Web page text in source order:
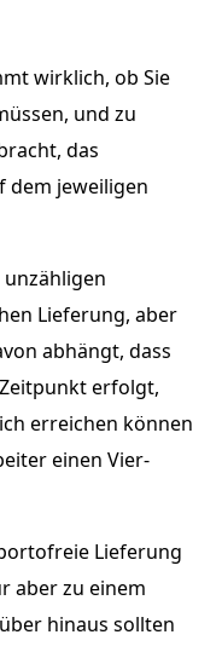
wirklich, ob Sie
und zu
das
dem jeweiligen
unzähligen
Lieferung, aber
abhängt, dass
erfolgt,
erreichen können
einen Vier-
Lieferung
aber zu einem
hinaus sollten